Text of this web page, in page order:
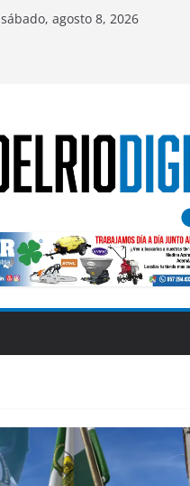
sábado, agosto 8, 2026